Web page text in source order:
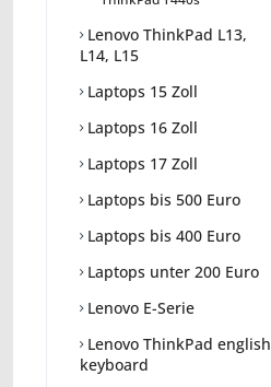
Lenovo ThinkPad L13,
L14, L15
Laptops 15 Zoll
Laptops 16 Zoll
Laptops 17 Zoll
Laptops bis 500 Euro
Laptops bis 400 Euro
Laptops unter 200 Euro
Lenovo E-Serie
Lenovo ThinkPad english
keyboard